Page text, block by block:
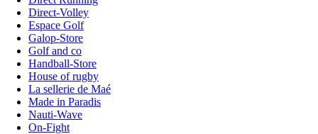
Direct-Volley
Espace Golf
Galop-Store
Golf and co
Handball-Store
House of rugby
La sellerie de Maé
Made in Paradis
Nauti-Wave
On-Fight